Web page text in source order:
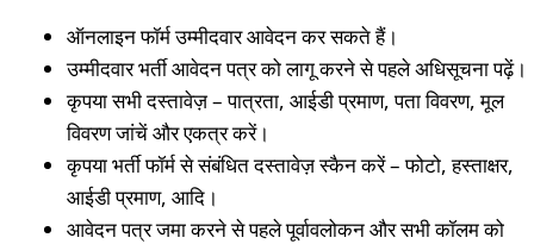
ऑनलाइन फॉर्म उम्मीदवार आवेदन कर सकते हैं।
उम्मीदवार भर्ती आवेदन पत्र को लागू करने से पहले अधिसूचना पढ़ें।
कृपया सभी दस्तावेज़ – पात्रता, आईडी प्रमाण, पता विवरण, मूल
विवरण जांचें और एकत्र करें।
कृपया भर्ती फॉर्म से संबंधित दस्तावेज़ स्कैन करें – फोटो, हस्ताक्षर,
आईडी प्रमाण, आदि।
आवेदन पत्र जमा करने से पहले पूर्वावलोकन और सभी कॉलम को